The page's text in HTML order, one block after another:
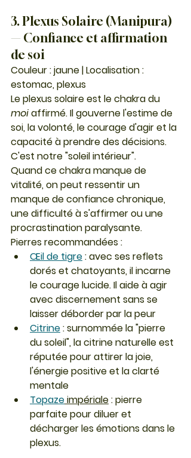
3. Plexus Solaire (Manipura)
— Confiance et affirmation
de soi
Couleur : jaune | Localisation :
estomac, plexus
Le plexus solaire est le chakra du
moi affirmé. Il gouverne l'estime de
soi, la volonté, le courage d'agir et la
capacité à prendre des décisions.
C'est notre "soleil intérieur".
Quand ce chakra manque de
vitalité, on peut ressentir un
manque de confiance chronique,
une difficulté à s'affirmer ou une
procrastination paralysante.
Pierres recommandées :
Œil de tigre : avec ses reflets
dorés et chatoyants, il incarne
le courage lucide. Il aide à agir
avec discernement sans se
laisser déborder par la peur
Citrine : surnommée la "pierre
du soleil", la citrine naturelle est
réputée pour attirer la joie,
l'énergie positive et la clarté
mentale
Topaze impériale : pierre
parfaite pour diluer et
décharger les émotions dans le
plexus.